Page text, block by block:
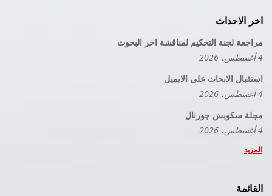
اخر الاحداث
مراجعة لجنة التحكيم لمناقشة اخر البحوث
4 أغسطس، 2026
استقبال الابحاث على الايميل
4 أغسطس، 2026
مجلة سكوبس جورنال
4 أغسطس، 2026
المزيد
القائمة